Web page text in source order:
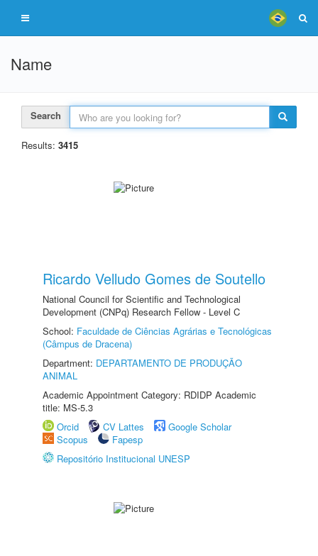
Name
Search
Results: 3415
Ricardo Velludo Gomes de Soutello
National Council for Scientific and Technological
Development (CNPq) Research Fellow - Level C
School: Faculdade de Ciências Agrárias e Tecnológicas
(Câmpus de Dracena)
Department: DEPARTAMENTO DE PRODUÇÃO
ANIMAL
Academic Appointment Category: RDIDP Academic
title: MS-5.3
Orcid
CV Lattes
Google Scholar
Scopus
Fapesp
Repositório Institucional UNESP